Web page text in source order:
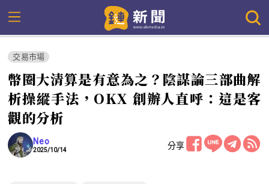
交易市場
幣圈大清算是有意為之？陰謀論三部曲解
析操縱手法，OKX 創辦人直呼：這是客
觀的分析
Neo
2025/10/14 分享